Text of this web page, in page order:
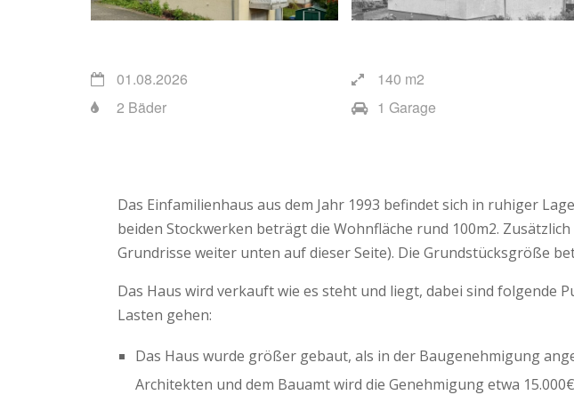
01.08.2026 140 m2
2 Bäder
1 Garage
Das Einfamilienhaus aus dem Jahr 1993 befindet sich in ruhiger
beiden Stockwerken beträgt die Wohnfläche rund 100m2.
Grundrisse weiter unten auf dieser Seite). Die Grundstücksgröße
Das Haus wird verkauft wie es steht und liegt, dabei sind folgende
Lasten gehen:
Das Haus wurde größer gebaut, als in der Baugenehmigung
Architekten und dem Bauamt wird die Genehmigung etwa